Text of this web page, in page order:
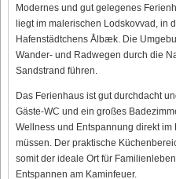
Modernes und gut gelegenes
liegt im malerischen Lodskovvad, in
Hafenstädtchens Ålbæk. Die
Wander- und Radwegen durch die
Sandstrand führen.
Das Ferienhaus ist gut durchdacht
Gäste-WC und ein großes
Wellness und Entspannung direkt
müssen. Der praktische
somit der ideale Ort für
Entspannen am Kaminfeuer.